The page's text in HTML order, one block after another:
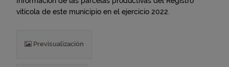
vitícola de este municipio en el ejercicio 2022.
Previsualización